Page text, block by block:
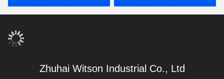
Zhuhai Witson Industrial Co., Ltd